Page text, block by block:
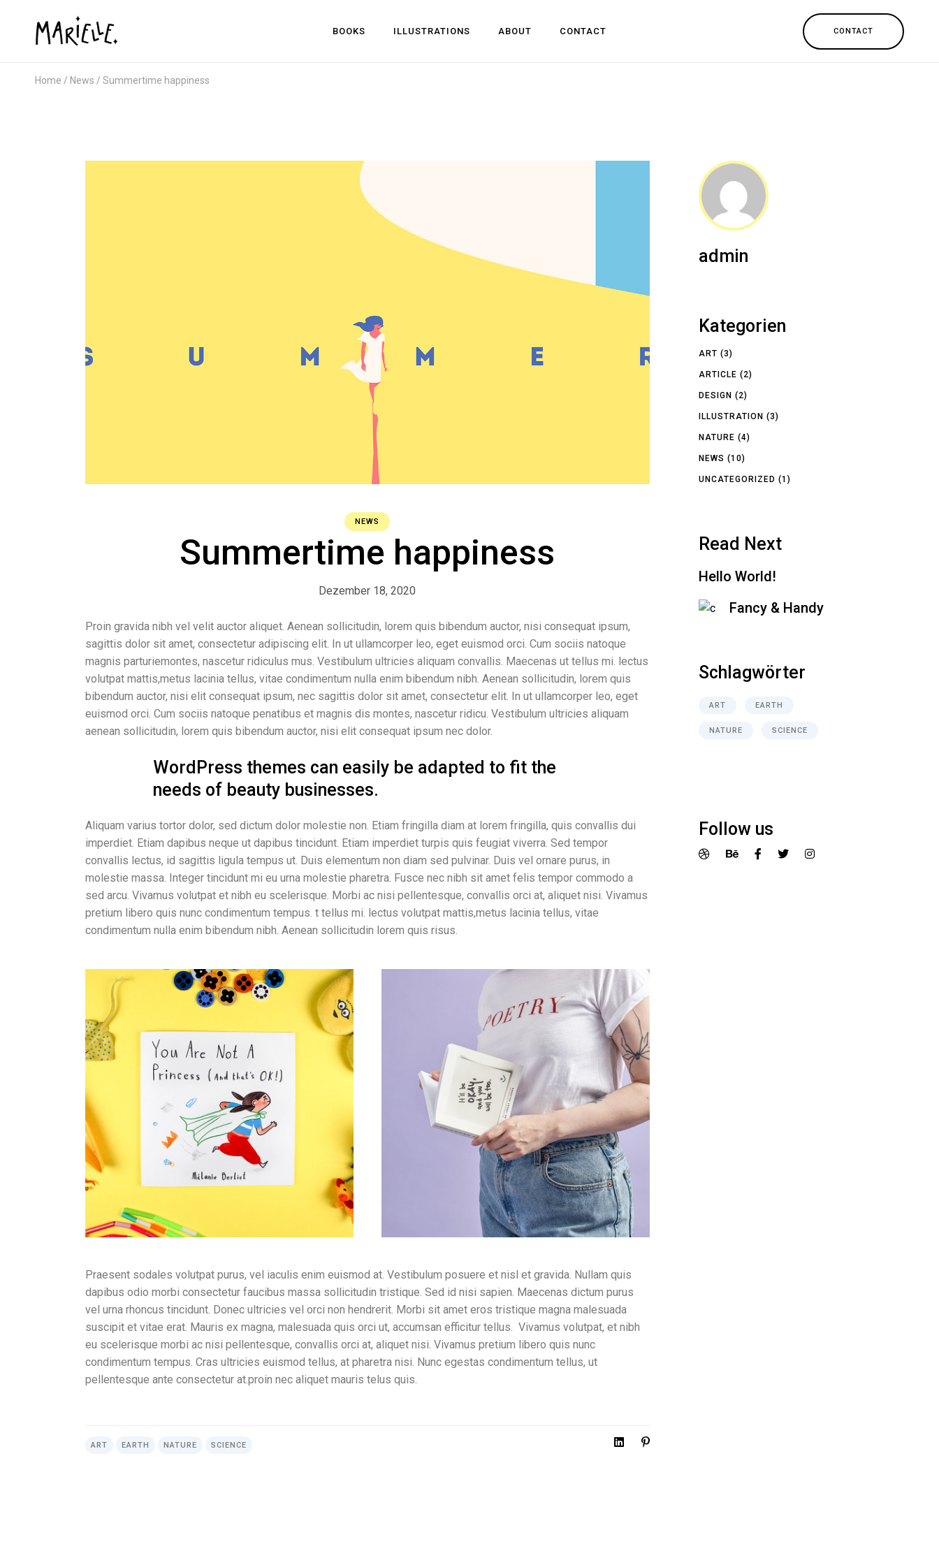
BOOKS ILLUSTRATIONS ABOUT CONTACT CONTACT
Home News Summertime happiness
NEWS
Summertime happiness
Dezember 18, 2020
Proin gravida nibh vel velit auctor aliquet. Aenean sollicitudin, lorem quis bibendum auctor, nisi consequat ipsum,
sagittis dolor sit amet, consectetur adipiscing elit. In ut ullamcorper leo, eget euismod orci. Cum sociis natoque
magnis parturiemontes, nascetur ridiculus mus. Vestibulum ultricies aliquam convallis. Maecenas ut tellus mi. lectus
volutpat mattis,metus lacinia tellus, vitae condimentum nulla enim bibendum nibh. Aenean sollicitudin, lorem quis
bibendum auctor, nisi elit consequat ipsum, nec sagittis dolor sit amet, consectetur elit. In ut ullamcorper leo, eget
euismod orci. Cum sociis natoque penatibus et magnis dis montes, nascetur ridicu. Vestibulum ultricies aliquam
aenean sollicitudin, lorem quis bibendum auctor, nisi elit consequat ipsum nec dolor.
WordPress themes can easily be adapted to fit the
needs of beauty businesses.
Aliquam varius tortor dolor, sed dictum dolor molestie non. Etiam fringilla diam at lorem fringilla, quis convallis dui
imperdiet. Etiam dapibus neque ut dapibus tincidunt. Etiam imperdiet turpis quis feugiat viverra. Sed tempor
convallis lectus, id sagittis ligula tempus ut. Duis elementum non diam sed pulvinar. Duis vel ornare purus, in
molestie massa. Integer tincidunt mi eu urna molestie pharetra. Fusce nec nibh sit amet felis tempor commodo a
sed arcu. Vivamus volutpat et nibh eu scelerisque. Morbi ac nisi pellentesque, convallis orci at, aliquet nisi. Vivamus
pretium libero quis nunc condimentum tempus. t tellus mi. lectus volutpat mattis,metus lacinia tellus, vitae
condimentum nulla enim bibendum nibh. Aenean sollicitudin lorem quis risus.
Praesent sodales volutpat purus, vel iaculis enim euismod at. Vestibulum posuere et nisl et gravida. Nullam quis
dapibus odio morbi consectetur faucibus massa sollicitudin tristique. Sed id nisi sapien. Maecenas dictum purus
vel urna rhoncus tincidunt. Donec ultricies vel orci non hendrerit. Morbi sit amet eros tristique magna malesuada
suscipit et vitae erat. Mauris ex magna, malesuada quis orci ut, accumsan efficitur tellus. Vivamus volutpat, et nibh
eu scelerisque morbi ac nisi pellentesque, convallis orci at, aliquet nisi. Vivamus pretium libero quis nunc
condimentum tempus. Cras ultricies euismod tellus, at pharetra nisi. Nunc egestas condimentum tellus, ut
pellentesque ante consectetur at.proin nec aliquet mauris telus quis.
ART EARTH NATURE SCIENCE
admin
Kategorien
ART (3)
ARTICLE (2)
DESIGN (2)
ILLUSTRATION (3)
NATURE (4)
NEWS (10)
UNCATEGORIZED (1)
Read Next
Hello World!
Fancy & Handy
Schlagwörter
ART EARTH
NATURE SCIENCE
Follow us